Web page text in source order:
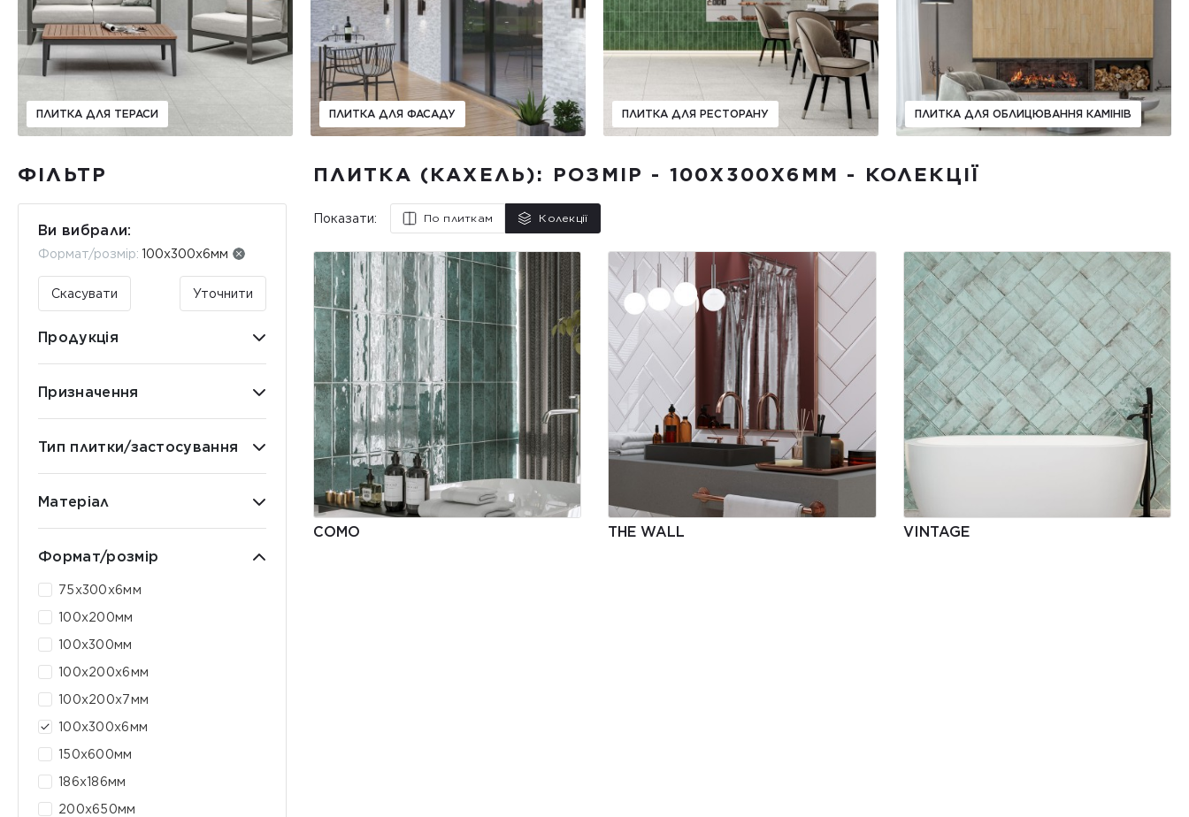
ПЛИТКА ДЛЯ ТЕРАСИ ПЛИТКА ДЛЯ ФАСАДУ ПЛИТКА ДЛЯ РЕСТОРАНУ ПЛИТКА ДЛЯ ОБЛИЦЮВАННЯ КАМІНІВ
ФІЛЬТР
Ви вибрали:
Формат/розмір: 100x300x6мм
Скасувати Уточнити
Продукція
Призначення
Тип плитки/застосування
Матеріал
Формат/розмір
75x300x6мм
100x200мм
100x300мм
100x200x6мм
100x200x7мм
100x300x6мм
150x600мм
186x186мм
200х650мм
ПЛИТКА (КАХЕЛЬ): РОЗМІР - 100X300X6ММ - КОЛЕКЦІЇ
Показати: По плиткам Колекції
COMO THE WALL VINTAGE